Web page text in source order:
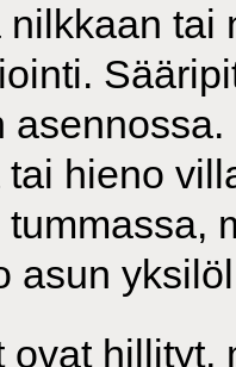
hieno
asun
ovat hillityt,